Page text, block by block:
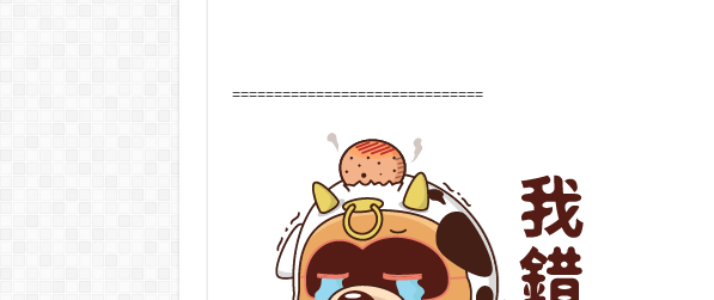
==============================